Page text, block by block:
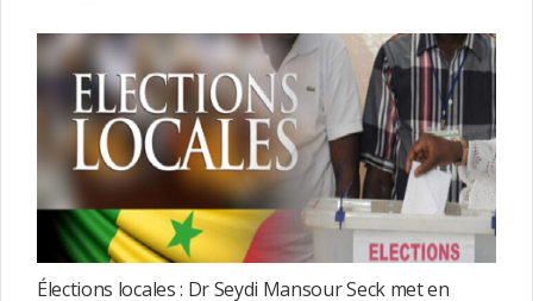
Élections locales : Dr Seydi Mansour Seck met en